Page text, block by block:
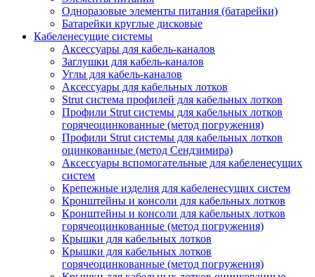
Одноразовые элементы питания (батарейки)
Батарейки круглые дисковые
Кабеленесущие системы
Аксессуары для кабель-каналов
Заглушки для кабель-каналов
Углы для кабель-каналов
Аксессуары для кабельных лотков
Strut система профилей для кабельных лотков
Профили Strut системы для кабельных лотков
горячеоцинкованные (метод погружения)
Профили Strut системы для кабельных лотков
оцинкованные (метод Сендзимира)
Аксессуары вспомогательные для кабеленесущих
систем
Крепежные изделия для кабеленесущих систем
Кронштейны и консоли для кабельных лотков
Кронштейны и консоли для кабельных лотков
горячеоцинкованные (метод погружения)
Крышки для кабельных лотков
Крышки для кабельных лотков
горячеоцинкованные (метод погружения)